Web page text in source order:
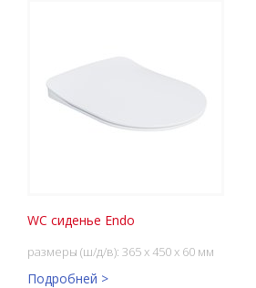
WC сиденье Endo
размеры (ш/д/в): 365 x 450 x 60 мм
Подробней >